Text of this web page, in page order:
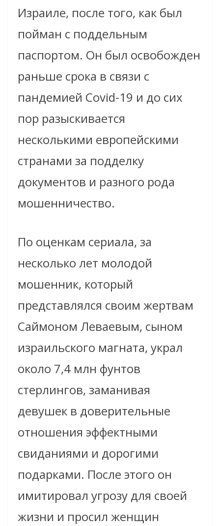
Израиле, после того, как был
пойман с поддельным
паспортом. Он был освобожден
раньше срока в связи с
пандемией Covid-19 и до сих
пор разыскивается
несколькими европейскими
странами за подделку
документов и разного рода
мошенничество.
По оценкам сериала, за
несколько лет молодой
мошенник, который
представлялся своим жертвам
Саймоном Леваевым, сыном
израильского магната, украл
около 7,4 млн фунтов
стерлингов, заманивая
девушек в доверительные
отношения эффектными
свиданиями и дорогими
подарками. После этого он
имитировал угрозу для своей
жизни и просил женщин